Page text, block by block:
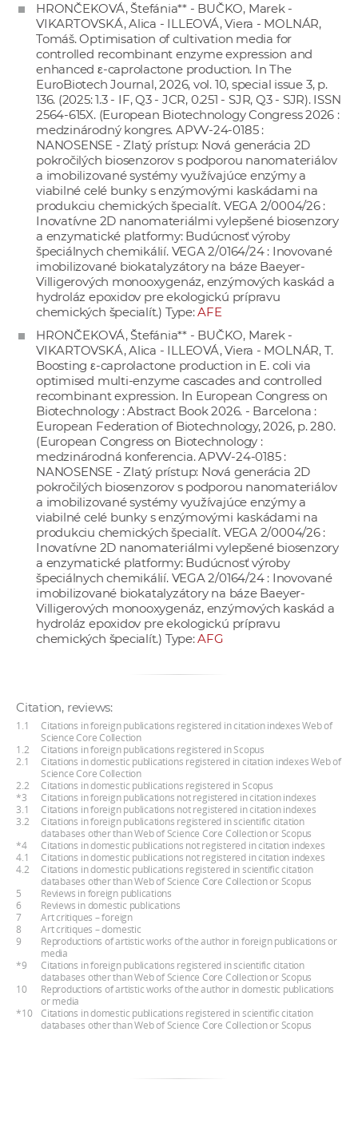
HRONČEKOVÁ, Štefánia** - BUČKO, Marek -
VIKARTOVSKÁ, Alica - ILLEOVÁ, Viera - MOLNÁR,
Tomáš. Optimisation of cultivation media for
controlled recombinant enzyme expression and
enhanced ε-caprolactone production. In The
EuroBiotech Journal, 2026, vol. 10, special issue 3, p.
136. (2025: 1.3 - IF, Q3 - JCR, 0.251 - SJR, Q3 - SJR). ISSN
2564-615X. (European Biotechnology Congress 2026 :
medzinárodný kongres. APVV-24-0185 :
NANOSENSE - Zlatý prístup: Nová generácia 2D
pokročilých biosenzorov s podporou nanomateriálov
a imobilizované systémy využívajúce enzýmy a
viabilné celé bunky s enzýmovými kaskádami na
produkciu chemických špecialít. VEGA 2/0004/26 :
Inovatívne 2D nanomateriálmi vylepšené biosenzory
a enzymatické platformy: Budúcnosť výroby
špeciálnych chemikálií. VEGA 2/0164/24 : Inovované
imobilizované biokatalyzátory na báze Baeyer-
Villigerových monooxygenáz, enzýmových kaskád a
hydroláz epoxidov pre ekologickú prípravu
chemických špecialít.) Type:AFE
HRONČEKOVÁ, Štefánia** - BUČKO, Marek -
VIKARTOVSKÁ, Alica - ILLEOVÁ, Viera - MOLNÁR, T.
Boosting ε-caprolactone production in E. coli via
optimised multi-enzyme cascades and controlled
recombinant expression. In European Congress on
Biotechnology : Abstract Book 2026. - Barcelona :
European Federation of Biotechnology, 2026, p. 280.
(European Congress on Biotechnology :
medzinárodná konferencia. APVV-24-0185 :
NANOSENSE - Zlatý prístup: Nová generácia 2D
pokročilých biosenzorov s podporou nanomateriálov
a imobilizované systémy využívajúce enzýmy a
viabilné celé bunky s enzýmovými kaskádami na
produkciu chemických špecialít. VEGA 2/0004/26 :
Inovatívne 2D nanomateriálmi vylepšené biosenzory
a enzymatické platformy: Budúcnosť výroby
špeciálnych chemikálií. VEGA 2/0164/24 : Inovované
imobilizované biokatalyzátory na báze Baeyer-
Villigerových monooxygenáz, enzýmových kaskád a
hydroláz epoxidov pre ekologickú prípravu
chemických špecialít.) Type:AFG
Citation, reviews:
1.1
Citations in foreign publications registered in citation indexes Web of
Science Core Collection
1.2
Citations in foreign publications registered in Scopus
2.1
Citations in domestic publications registered in citation indexes Web of
Science Core Collection
2.2
Citations in domestic publications registered in Scopus
*3
Citations in foreign publications not registered in citation indexes
3.1
Citations in foreign publications not registered in citation indexes
3.2
Citations in foreign publications registered in scientific citation
databases other than Web of Science Core Collection or Scopus
*4
Citations in domestic publications not registered in citation indexes
4.1
Citations in domestic publications not registered in citation indexes
4.2
Citations in domestic publications registered in scientific citation
databases other than Web of Science Core Collection or Scopus
5
Reviews in foreign publications
6
Reviews in domestic publications
7
Art critiques – foreign
8
Art critiques – domestic
9
Reproductions of artistic works of the author in foreign publications or
media
*9
Citations in foreign publications registered in scientific citation
databases other than Web of Science Core Collection or Scopus
10
Reproductions of artistic works of the author in domestic publications
or media
*10
Citations in domestic publications registered in scientific citation
databases other than Web of Science Core Collection or Scopus